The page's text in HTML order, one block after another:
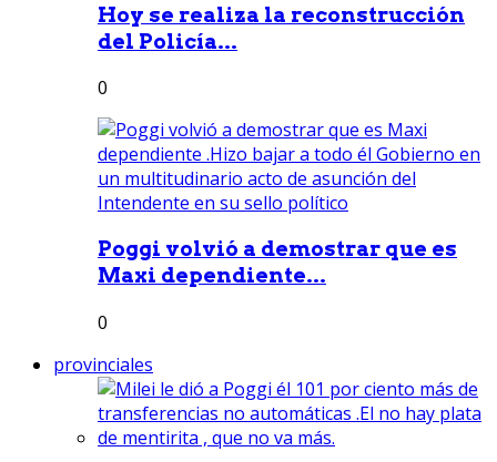
Hoy se realiza la reconstrucción
del Policía...
0
Poggi volvió a demostrar que es
Maxi dependiente...
0
provinciales